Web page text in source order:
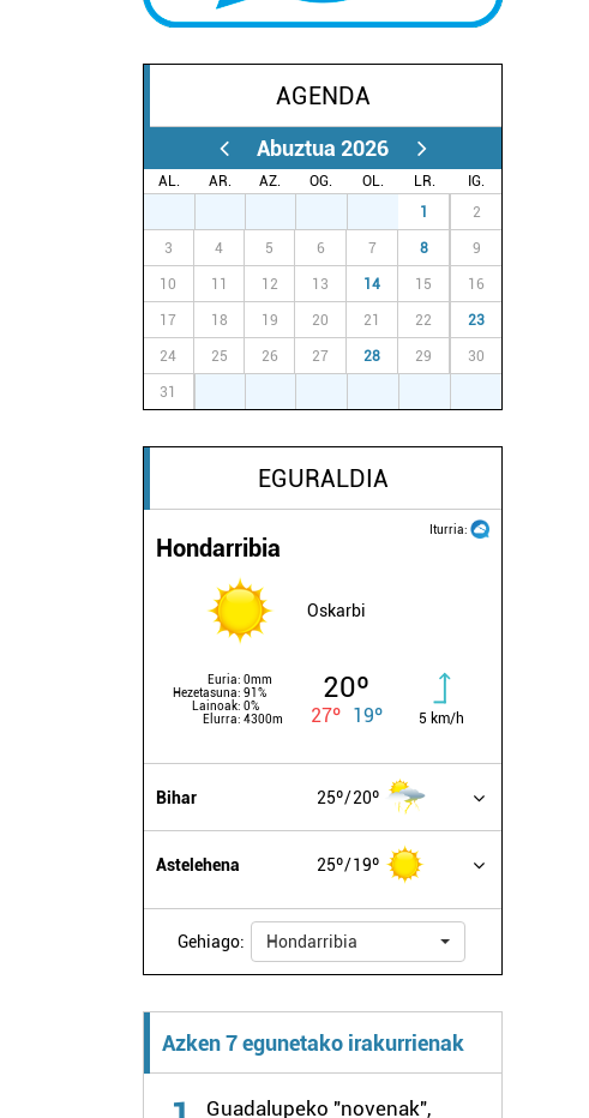
AGENDA
Abuztua 2026
AL. AR. AZ. OG. OL. LR.
IG.
1 2
3 4 5 6 7 8 9
10 11 12 13 14 15 16
17 18 19 20 21 22 23
24 25 26 27 28 29 30
31
EGURALDIA
Iturria:
Hondarribia
Oskarbi
Euria: 0mm
Hezetasuna: 91%
Lainoak: 0%
Elurra: 4300m
20º
27º 19º 5 km/h
Bihar 25º 20º
Astelehena 25º 19º
Gehiago: Hondarribia
Azken 7 egunetako irakurrienak
Guadalupeko "novenak",